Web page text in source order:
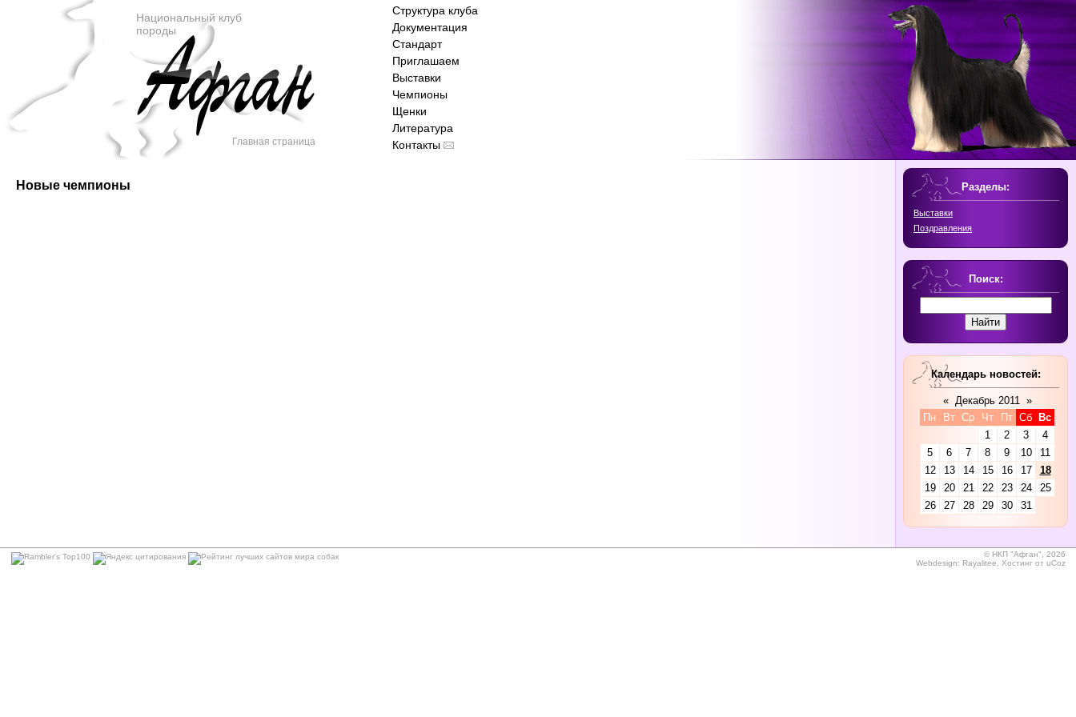
Национальный клуб
породы
Главная страница
Структура клуба
Документация
Стандарт
Приглашаем
Выставки
Чемпионы
Щенки
Литература
Контакты
Новые чемпионы Разделы:
Выставки
Поздравления
Поиск:
Календарь новостей:
« Декабрь 2011 »
Пн
Вт Ср Чт Пт Сб
Вс
1
2 3
4
5
6 7 8 9 10
11
12
13 14 15 16 17
18
19
20 21 22 23 24
25
26
27 28 29 30 31
©НКП "Афган", 2026
Webdesign: Rayalitee Хостинг от uCoz